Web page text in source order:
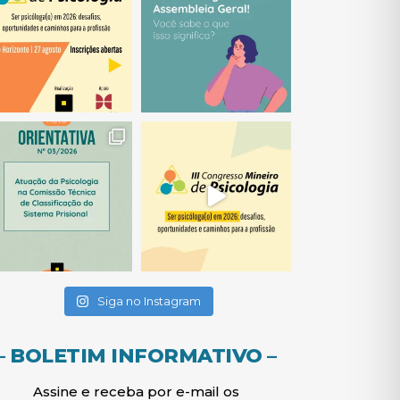
(abre em nova janela) (abre em nova janela)
Siga no Instagram(abre em nova janela)
BOLETIM INFORMATIVO –
Assine e receba por e-mail os